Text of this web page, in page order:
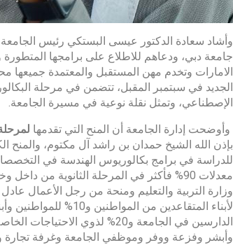
وأشاد سعادة الدكتور عيسى البستكي رئيس
جامعة دبي، ودعاهم للاطلاع على برامجها
الامارات وتخدم مهن المستقبل والمعتمدة جميعها
الإصطناعي، وتمثل نقلة نوعية في مسيرة الجامعة.
وأوضحت إدارة الجامعة أن المنح التي تقدمها
بإذن الله الشيخ حمدان بن راشد آل مكتوم، والمنح
معدلات 90% فأكثر في المرحلة الثانوية من
لأبناء المتقاعدين
وأبشر وفزعة ووفر وموظفي الجامعة وغرفة تجارة